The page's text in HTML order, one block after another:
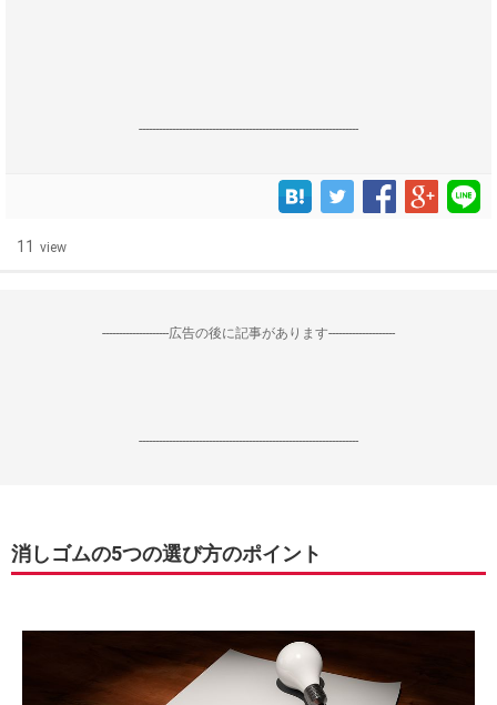
------------------------------------------------------------------
11 view
--------------------広告の後に記事があります--------------------
------------------------------------------------------------------
消しゴムの5つの選び方のポイント